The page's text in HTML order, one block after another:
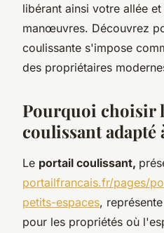
libérant ainsi votre allée
manœuvres. Découvrez
coulissante s'impose
des propriétaires
Pourquoi choisir
coulissant
Le portail coulissant,
portailfrancais.fr/pages/
petits-espaces,
pour les propriétés où